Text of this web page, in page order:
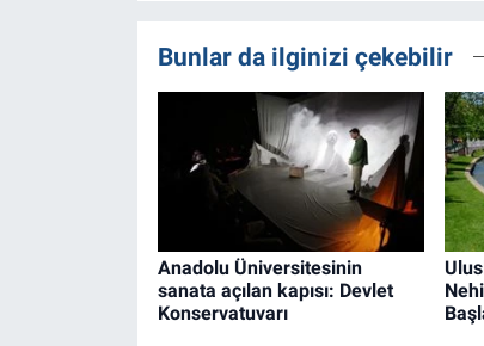
Bunlar da ilginizi çekebilir
Anadolu Üniversitesinin
sanata açılan kapısı: Devlet
Konservatuvarı